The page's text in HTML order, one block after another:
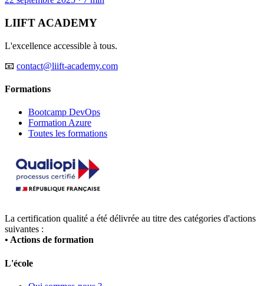
LIIFT ACADEMY
L'excellence accessible à tous.
📧 contact@liift-academy.com
Formations
Bootcamp DevOps
Formation Azure
Toutes les formations
La certification qualité a été délivrée au titre des catégories d'actions
suivantes :
• Actions de formation
L'école